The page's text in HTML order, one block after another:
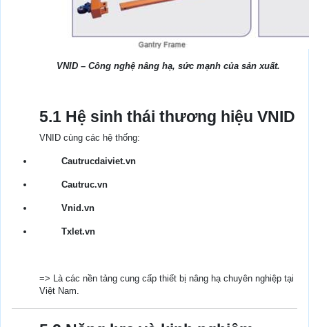
VNID – Công nghệ nâng hạ, sức mạnh của sản xuất.
5.1 Hệ sinh thái thương hiệu VNID
VNID cùng các hệ thống:
Cautrucdaiviet.vn
Cautruc.vn
Vnid.vn
Txlet.vn
=> Là các nền tảng cung cấp thiết bị nâng hạ chuyên nghiệp tại
Việt Nam.